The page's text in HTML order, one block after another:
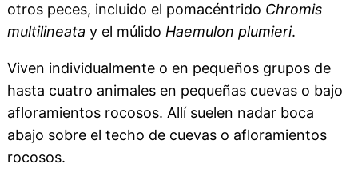
otros peces, incluido el pomacéntrido Chromis
multilineata y el múlido Haemulon plumieri.
Viven individualmente o en pequeños grupos de
hasta cuatro animales en pequeñas cuevas o bajo
afloramientos rocosos. Allí suelen nadar boca
abajo sobre el techo de cuevas o afloramientos
rocosos.